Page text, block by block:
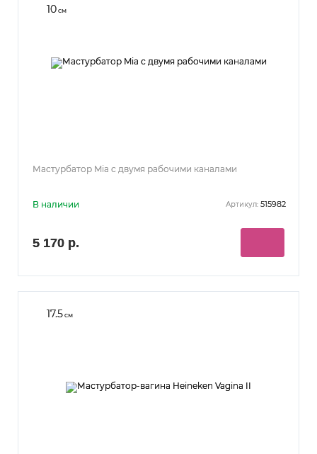
10см
Мастурбатор Mia с двумя рабочими каналами
В наличии Артикул: 515982
5 170 р.
17.5см